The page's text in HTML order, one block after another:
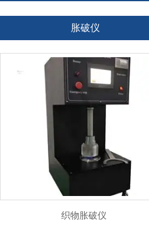
胀破仪
安全柜
冷却器
塑胶试片冲击试验机
电子数显式弹簧疲劳拉压试验机
医疗类检测仪器
织物胀破仪